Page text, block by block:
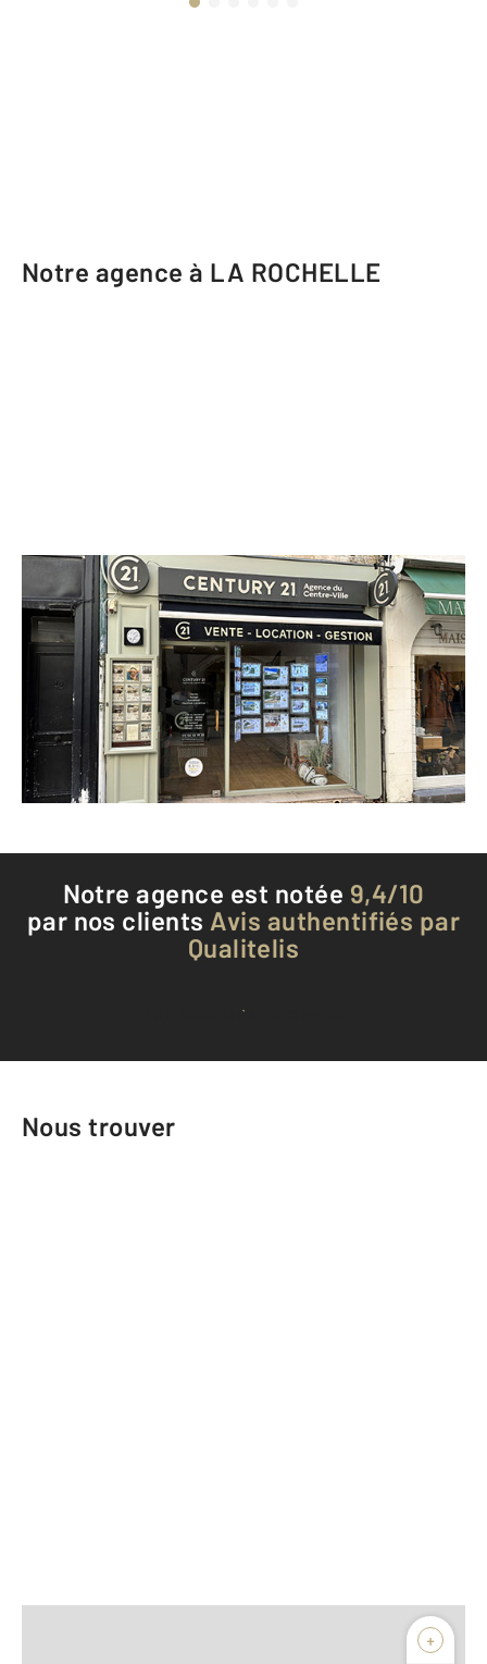
Notre agence à LA ROCHELLE
CENTURY 21 Agence du Centre Ville
40 rue Saint-Yon
LA ROCHELLE - 17000
Envoyer un message
Téléphoner à l'agence
Notre agence est notée 9,4/10
par nos clients Avis authentifiés par
Qualitelis
Voir tous les avis clients
Nous trouver
+